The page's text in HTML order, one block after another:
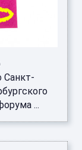
Санкт-
...